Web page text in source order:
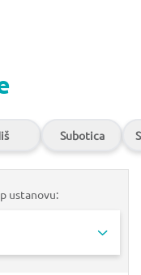
Subotica
ustanovu: